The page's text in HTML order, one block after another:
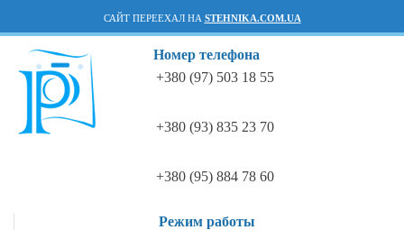
Номер телефона
+380 (97) 503 18 55
+380 (93) 835 23 70
+380 (95) 884 78 60
Режим работы
САЙТ ПЕРЕЕХАЛ НА STEHNIKA.COM.UA